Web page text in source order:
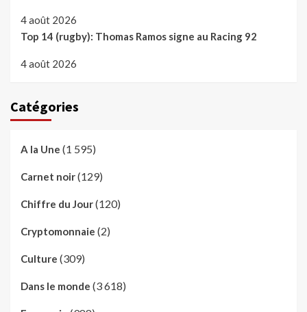
4 août 2026
Top 14 (rugby): Thomas Ramos signe au Racing 92
4 août 2026
Catégories
A la Une (1 595)
Carnet noir(129)
Chiffre du Jour(120)
Cryptomonnaie (2)
Culture (309)
Dans le monde (3 618)